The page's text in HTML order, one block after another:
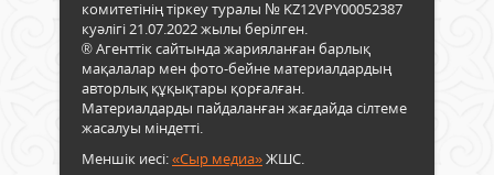
комитетінің тіркеу туралы № KZ12VPY00052387
куәлігі 21.07.2022 жылы берілген.
® Агенттік сайтында жарияланған барлық
мақалалар мен фото-бейне материалдардың
авторлық құқықтары қорғалған.
Материалдарды пайдаланған жағдайда сілтеме
жасалуы міндетті.
Меншік иесі:«Сыр медиа»ЖШС.